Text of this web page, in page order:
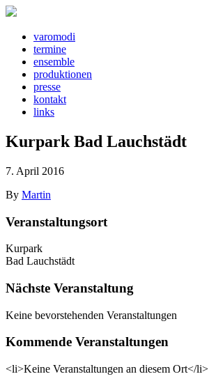
varomodi
termine
ensemble
produktionen
presse
kontakt
links
Kurpark Bad Lauchstädt
7. April 2016
By Martin
Veranstaltungsort
Kurpark
Bad Lauchstädt
Nächste Veranstaltung
Keine bevorstehenden Veranstaltungen
Kommende Veranstaltungen
<li>Keine Veranstaltungen an diesem Ort</li>